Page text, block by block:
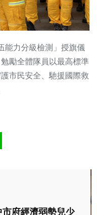
能力分級檢測」授旗儀
勵全體隊員以最高標準
市民安全、馳援國際救
府經濟弱勢兒少